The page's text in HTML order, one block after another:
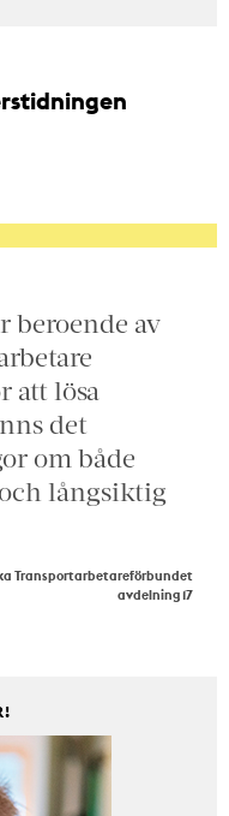
beroende av
att lösa
det
om både
långsiktig
Transportarbetareförbundet
avdelning 17